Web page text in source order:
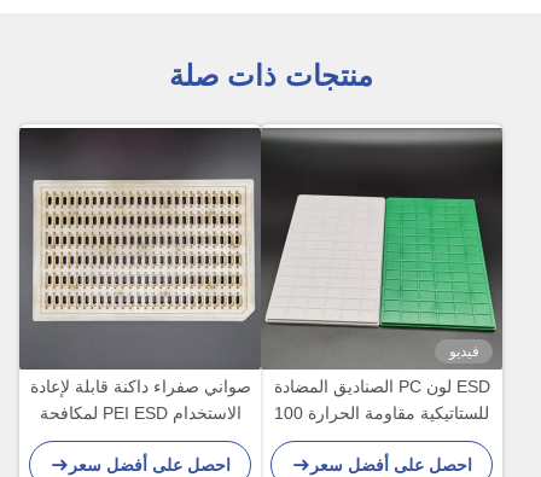
منتجات ذات صلة
فيديو
ESD لون PC الصناديق المضادة
للستاتيكية مقاومة الحرارة 100
درجة لوحدات PCBA
احصل على أفضل سعر
صواني صفراء داكنة قابلة لإعادة
الاستخدام PEI ESD لمكافحة
ساكنة لموصل IC
احصل على أفضل سعر